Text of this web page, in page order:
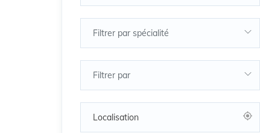
Filtrer par spécialité
Filtrer par